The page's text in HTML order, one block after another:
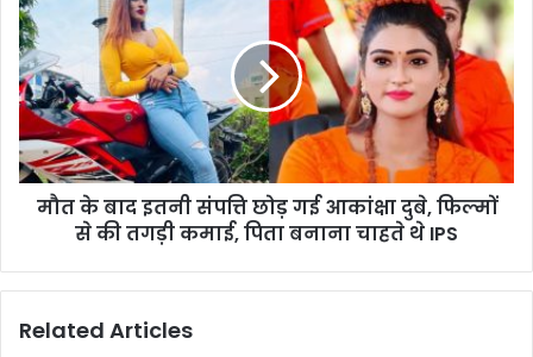
मौत के बाद इतनी संपत्ति छोड़ गई आकांक्षा दुबे, फिल्मों
से की तगड़ी कमाई, पिता बनाना चाहते थे IPS
Related Articles